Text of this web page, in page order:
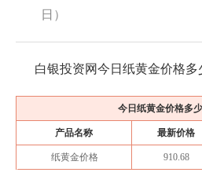
日）
白银投资网今日纸黄金价格
今日纸黄金价格多
产品名称 最新价格
纸黄金价格 910.68